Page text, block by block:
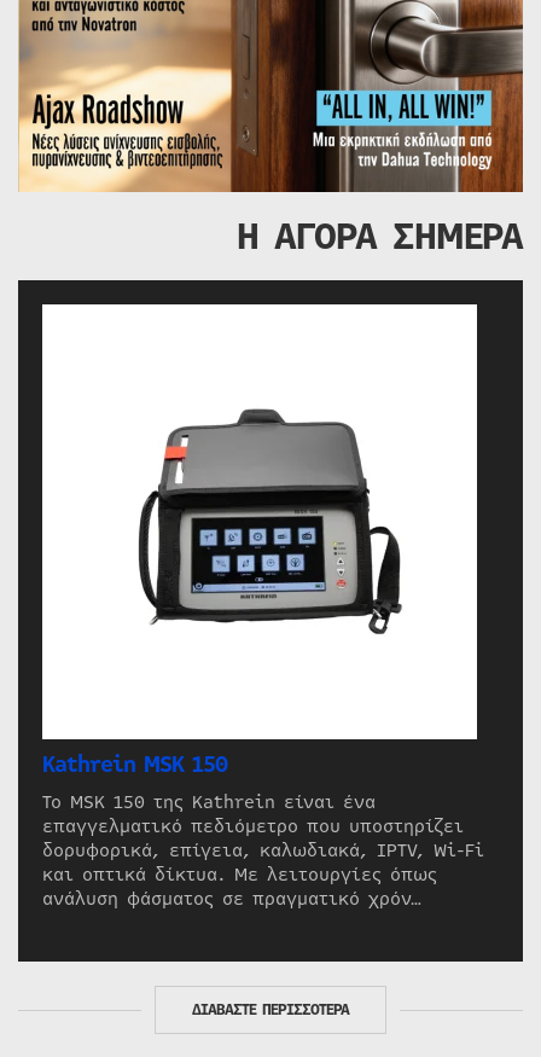
Η ΑΓΟΡΑ ΣΗΜΕΡΑ
Kathrein MSK 150
Το MSK 150 της Kathrein είναι ένα
επαγγελματικό πεδιόμετρο που υποστηρίζει
δορυφορικά, επίγεια, καλωδιακά, IPTV, Wi-Fi
και οπτικά δίκτυα. Με λειτουργίες όπως
ανάλυση φάσματος σε πραγματικό χρόν…
ΔΙΑΒΑΣΤΕ ΠΕΡΙΣΣΟΤΕΡΑ